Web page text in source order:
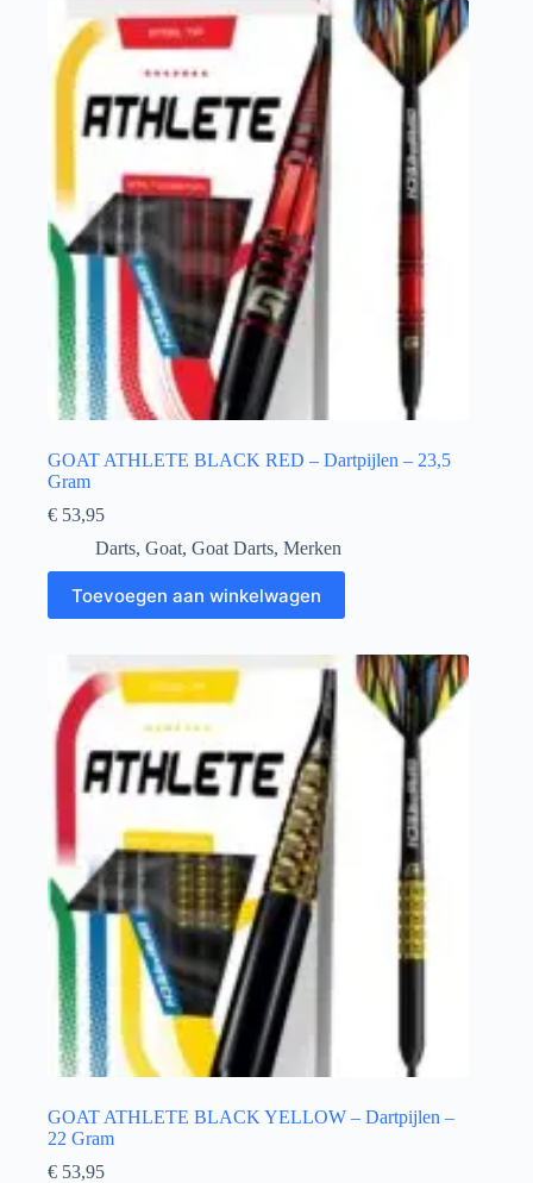
GOAT ATHLETE BLACK RED – Dartpijlen – 23,5
Gram
€ 53,95
Darts, Goat, Goat Darts, Merken
Toevoegen aan winkelwagen
GOAT ATHLETE BLACK YELLOW – Dartpijlen –
22 Gram
€ 53,95